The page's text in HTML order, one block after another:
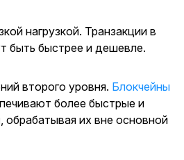
нагрузкой. Транзакции в
быть быстрее и дешевле.
второго уровня. Блокчейны
более быстрые и
обрабатывая их вне основной